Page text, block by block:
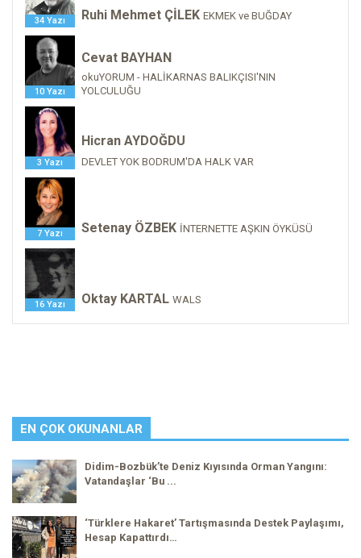
34 Yazı Ruhi Mehmet ÇİLEK EKMEK ve BUĞDAY
10 Yazı
Cevat BAYHAN
okuYORUM - HALİKARNAS BALIKÇISI'NIN
YOLCULUĞU
3 Yazı
Hicran AYDOĞDU
DEVLET YOK BODRUM'DA HALK VAR
7 Yazı Setenay ÖZBEK İNTERNETTE AŞKIN ÖYKÜSÜ
16 Yazı Oktay KARTAL WALS
EN ÇOK OKUNANLAR
Didim-Bozbük’te Deniz Kıyısında Orman Yangını:
Vatandaşlar ‘Bu ...
‘Türklere Hakaret’ Tartışmasında Destek Paylaşımı,
Hesap Kapattırdı…